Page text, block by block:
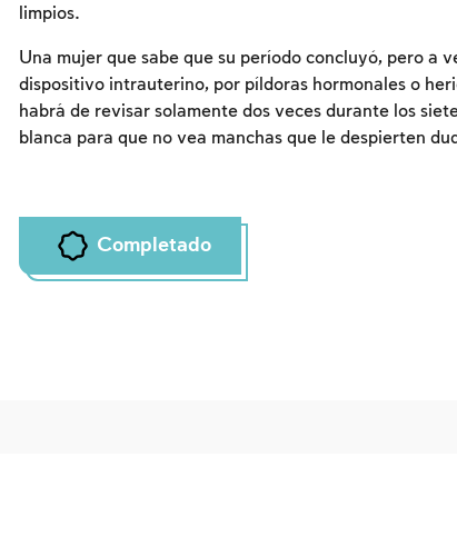
limpios.
Una mujer que sabe que su período concluyó, pero a
dispositivo intrauterino, por píldoras hormonales o
habrá de revisar solamente dos veces durante los
blanca para que no vea manchas que le despierten
Completado
Inscripcion